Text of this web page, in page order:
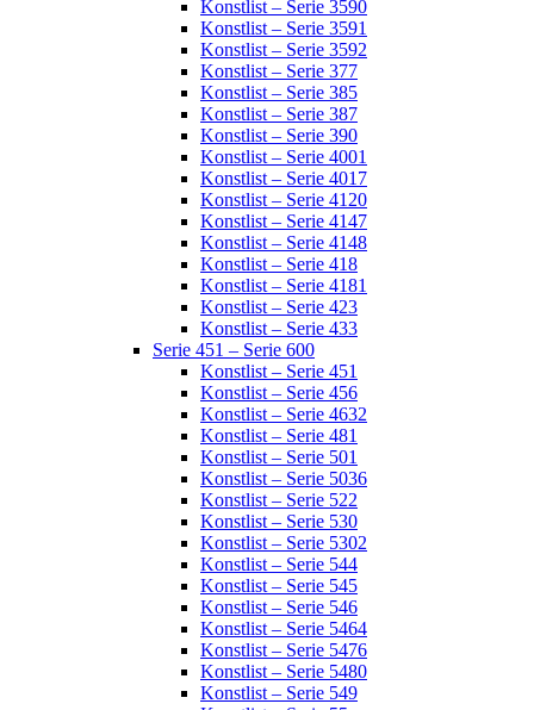
Konstlist – Serie 3590
Konstlist – Serie 3591
Konstlist – Serie 3592
Konstlist – Serie 377
Konstlist – Serie 385
Konstlist – Serie 387
Konstlist – Serie 390
Konstlist – Serie 4001
Konstlist – Serie 4017
Konstlist – Serie 4120
Konstlist – Serie 4147
Konstlist – Serie 4148
Konstlist – Serie 418
Konstlist – Serie 4181
Konstlist – Serie 423
Konstlist – Serie 433
Serie 451 – Serie 600
Konstlist – Serie 451
Konstlist – Serie 456
Konstlist – Serie 4632
Konstlist – Serie 481
Konstlist – Serie 501
Konstlist – Serie 5036
Konstlist – Serie 522
Konstlist – Serie 530
Konstlist – Serie 5302
Konstlist – Serie 544
Konstlist – Serie 545
Konstlist – Serie 546
Konstlist – Serie 5464
Konstlist – Serie 5476
Konstlist – Serie 5480
Konstlist – Serie 549